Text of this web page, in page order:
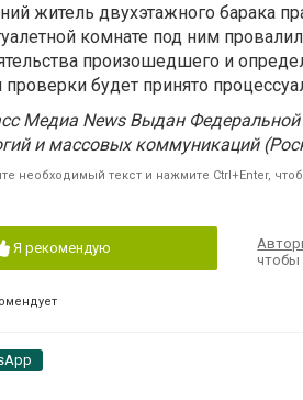
житель двухэтажного барака
комнате под ним
произошедшего и
будет принято
News Выдан Федеральной
и массовых коммуникаций
необходимый текст и нажмите Ctrl+Enter,
Я рекомендую
чтобы